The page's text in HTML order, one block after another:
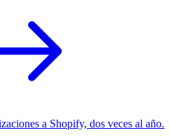
a Shopify, dos veces al año.